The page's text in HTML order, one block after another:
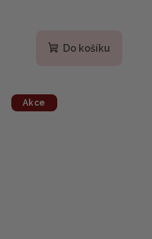
Do košíku
Akce